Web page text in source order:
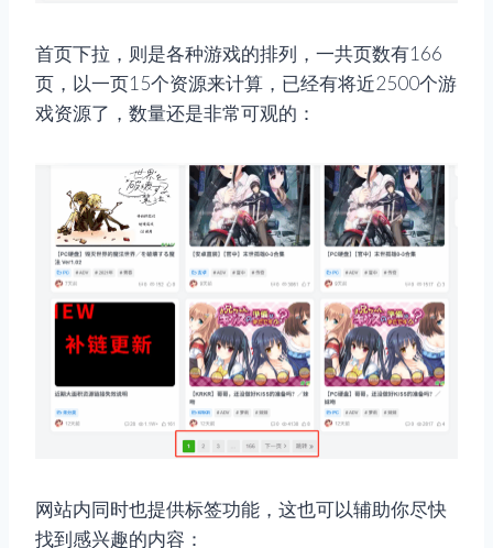
首页下拉，则是各种游戏的排列，一共页数有166
页，以一页15个资源来计算，已经有将近2500个游
戏资源了，数量还是非常可观的：
网站内同时也提供标签功能，这也可以辅助你尽快
找到感兴趣的内容：